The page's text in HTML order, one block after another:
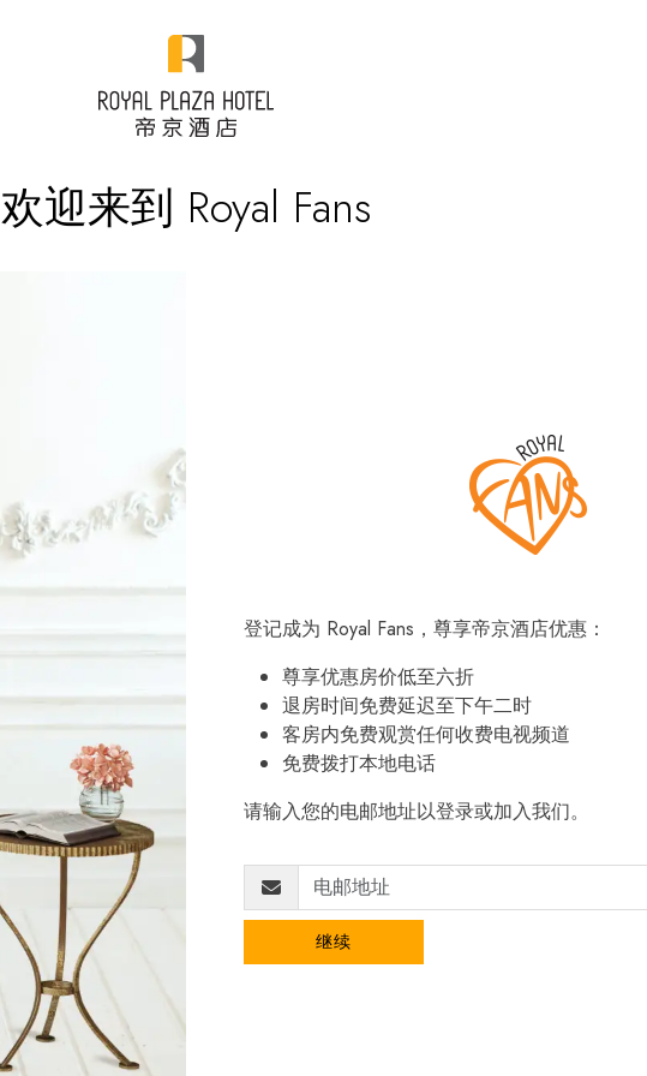
欢迎来到 Royal Fans
登记成为 Royal Fans，尊享帝京酒店优惠：
尊享优惠房价低至六折
退房时间免费延迟至下午二时
客房内免费观赏任何收费电视频道
免费拨打本地电话
请输入您的电邮地址以登录或加入我们。
继续